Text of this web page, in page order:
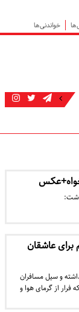
خواندنی‌ها
عاشقان
و سیل مسافران
فرار از گرمای هوا و